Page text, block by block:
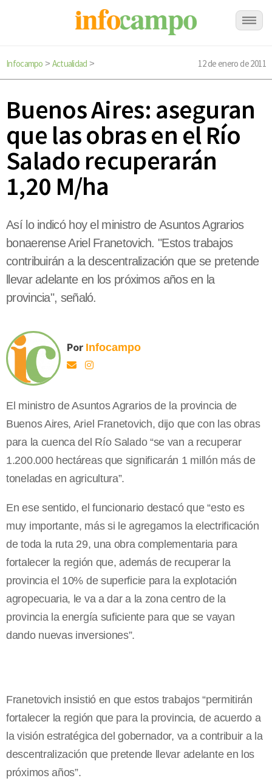
Infocampo > Actualidad > 12 de enero de 2011
Buenos Aires: aseguran
que las obras en el Río
Salado recuperarán
1,20 M/ha
Así lo indicó hoy el ministro de Asuntos Agrarios
bonaerense Ariel Franetovich. "Estos trabajos
contribuirán a la descentralización que se pretende
llevar adelante en los próximos años en la
provincia", señaló.
Por Infocampo
El ministro de Asuntos Agrarios de la provincia de
Buenos Aires, Ariel Franetovich, dijo que con las obras
para la cuenca del Río Salado “se van a recuperar
1.200.000 hectáreas que significarán 1 millón más de
toneladas en agricultura”.
En ese sentido, el funcionario destacó que “esto es
muy importante, más si le agregamos la electrificación
de toda la ruta 29, una obra complementaria para
fortalecer la región que, además de recuperar la
provincia el 10% de superficie para la explotación
agropecuaria, le va a dar a la zona centro de la
provincia la energía suficiente para que se vayan
dando nuevas inversiones”.
Franetovich insistió en que estos trabajos “permitirán
fortalecer la región que para la provincia, de acuerdo a
la visión estratégica del gobernador, va a contribuir a la
descentralización que pretende llevar adelante en los
próximos años”.